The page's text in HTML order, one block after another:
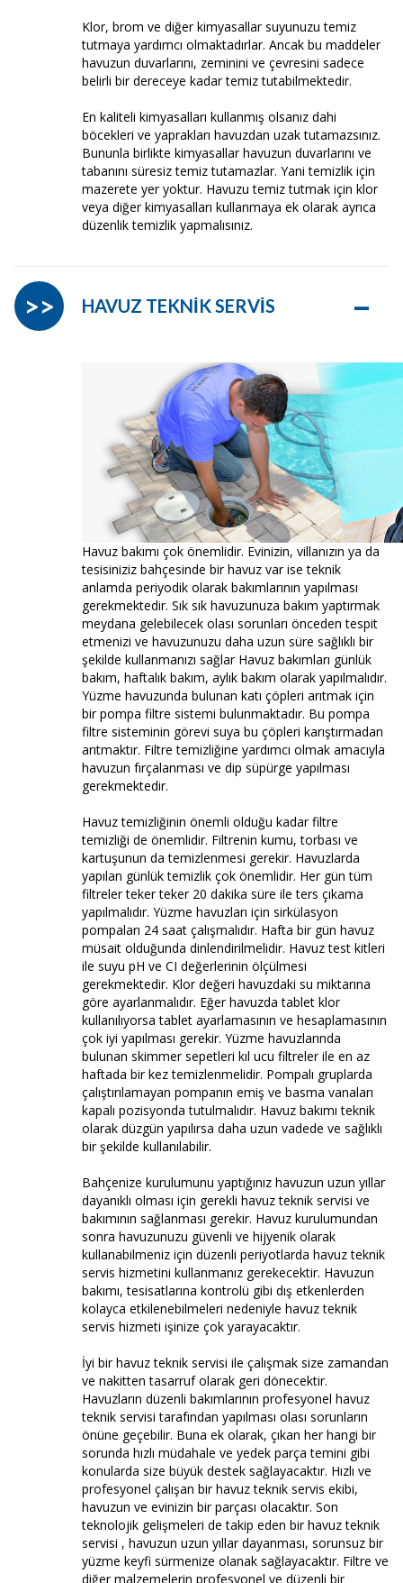
Klor, brom ve diğer kimyasallar suyunuzu temiz
tutmaya yardımcı olmaktadırlar. Ancak bu maddeler
havuzun duvarlarını, zeminini ve çevresini sadece
belirli bir dereceye kadar temiz tutabilmektedir.
En kaliteli kimyasalları kullanmış olsanız dahi
böcekleri ve yaprakları havuzdan uzak tutamazsınız.
Bununla birlikte kimyasallar havuzun duvarlarını ve
tabanını süresiz temiz tutamazlar. Yani temizlik için
mazerete yer yoktur. Havuzu temiz tutmak için klor
veya diğer kimyasalları kullanmaya ek olarak ayrıca
düzenlik temizlik yapmalısınız.
HAVUZ TEKNİK SERVİS –
>>
Havuz bakımı çok önemlidir. Evinizin, villanızın ya da
tesisiniziz bahçesinde bir havuz var ise teknik
anlamda periyodik olarak bakımlarının yapılması
gerekmektedir. Sık sık havuzunuza bakım yaptırmak
meydana gelebilecek olası sorunları önceden tespit
etmenizi ve havuzunuzu daha uzun süre sağlıklı bir
şekilde kullanmanızı sağlar Havuz bakımları günlük
bakım, haftalık bakım, aylık bakım olarak yapılmalıdır.
Yüzme havuzunda bulunan katı çöpleri arıtmak için
bir pompa filtre sistemi bulunmaktadır. Bu pompa
filtre sisteminin görevi suya bu çöpleri karıştırmadan
arıtmaktır. Filtre temizliğine yardımcı olmak amacıyla
havuzun fırçalanması ve dip süpürge yapılması
gerekmektedir.
Havuz temizliğinin önemli olduğu kadar filtre
temizliği de önemlidir. Filtrenin kumu, torbası ve
kartuşunun da temizlenmesi gerekir. Havuzlarda
yapılan günlük temizlik çok önemlidir. Her gün tüm
filtreler teker teker 20 dakika süre ile ters çıkama
yapılmalıdır. Yüzme havuzları için sirkülasyon
pompaları 24 saat çalışmalıdır. Hafta bir gün havuz
müsait olduğunda dinlendirilmelidir. Havuz test kitleri
ile suyu pH ve CI değerlerinin ölçülmesi
gerekmektedir. Klor değeri havuzdaki su miktarına
göre ayarlanmalıdır. Eğer havuzda tablet klor
kullanılıyorsa tablet ayarlamasının ve hesaplamasının
çok iyi yapılması gerekir. Yüzme havuzlarında
bulunan skimmer sepetleri kıl ucu filtreler ile en az
haftada bir kez temizlenmelidir. Pompalı gruplarda
çalıştırılamayan pompanın emiş ve basma vanaları
kapalı pozisyonda tutulmalıdır. Havuz bakımı teknik
olarak düzgün yapılırsa daha uzun vadede ve sağlıklı
bir şekilde kullanılabilir.
Bahçenize kurulumunu yaptığınız havuzun uzun yıllar
dayanıklı olması için gerekli havuz teknik servisi ve
bakımının sağlanması gerekir. Havuz kurulumundan
sonra havuzunuzu güvenli ve hijyenik olarak
kullanabilmeniz için düzenli periyotlarda havuz teknik
servis hizmetini kullanmanız gerekecektir. Havuzun
bakımı, tesisatlarına kontrolü gibi dış etkenlerden
kolayca etkilenebilmeleri nedeniyle havuz teknik
servis hizmeti işinize çok yarayacaktır.
İyi bir havuz teknik servisi ile çalışmak size zamandan
ve nakitten tasarruf olarak geri dönecektir.
Havuzların düzenli bakımlarının profesyonel havuz
teknik servisi tarafından yapılması olası sorunların
önüne geçebilir. Buna ek olarak, çıkan her hangi bir
sorunda hızlı müdahale ve yedek parça temini gibi
konularda size büyük destek sağlayacaktır. Hızlı ve
profesyonel çalışan bir havuz teknik servis ekibi,
havuzun ve evinizin bir parçası olacaktır. Son
teknolojik gelişmeleri de takip eden bir havuz teknik
servisi , havuzun uzun yıllar dayanması, sorunsuz bir
yüzme keyfi sürmenize olanak sağlayacaktır. Filtre ve
diğer malzemelerin profesyonel ve düzenli bir